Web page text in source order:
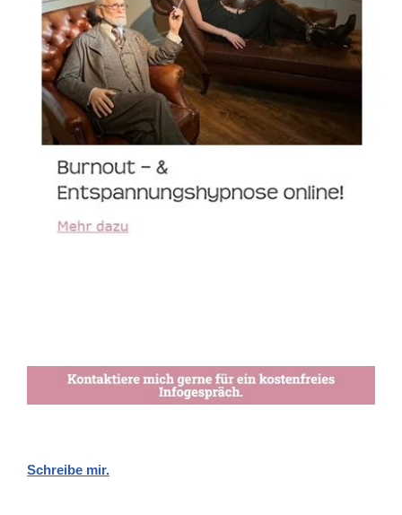
Schreibe mir.